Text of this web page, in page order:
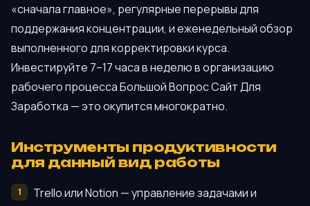
«сначала главное», регулярные перерывы для
поддержания концентрации, и еженедельный обзор
выполненного для корректировки курса.
Инвестируйте 7–17 часа в неделю в организацию
рабочего процесса Большой Вопрос Сайт Для
Заработка — это окупится многократно.
Инструменты продуктивности
для данный вид работы
Trello или Notion — управление задачами и